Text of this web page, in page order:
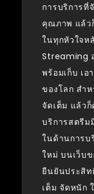
การบริการที่
คุณภาพ แล้ว
ในทุกหัวใจห
Streaming
พร้อมเก็บ เ
ของโลก สำ
จัดเต็ม แล้ว
บริการสตรีม
ในด้านการบ
ใหม่ บนเว็บ
ยืนยันประสิ
เต็ม จัดหนัก